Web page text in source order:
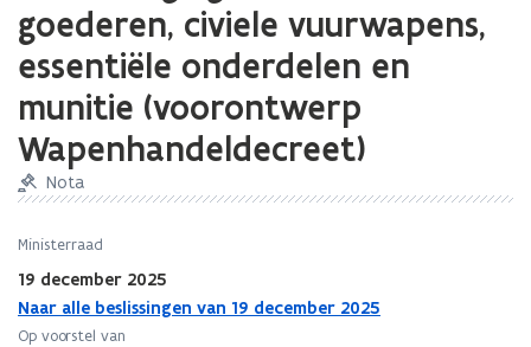
zich
op:
Regeling
in-,
doorvoer
overbrenging
goederen,
civiele
vuurwapens,
essentiële
goederen, civiele vuurwapens,
essentiële onderdelen en
munitie (voorontwerp
Wapenhandeldecreet)
Nota
Ministerraad
19 december 2025
Naar alle beslissingen van 19 december 2025
Op voorstel van